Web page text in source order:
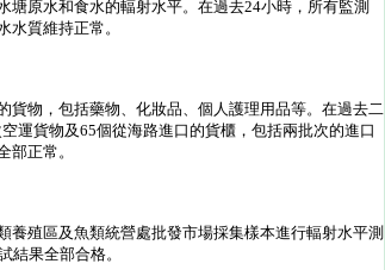
原水和食水的輻射水平。在過去24小時，所有監測
水質維持正常。
物，包括藥物、化妝品、個人護理用品等。在過去二
運貨物及65個從海路進口的貨櫃，包括兩批次的進口
部正常。
殖區及魚類統營處批發市場採集樣本進行輻射水平測
結果全部合格。